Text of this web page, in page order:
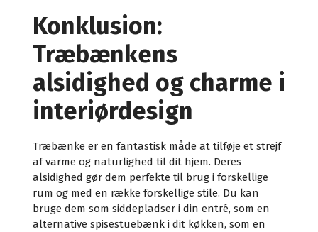
Konklusion:
Træbænkens
alsidighed og charme i
interiørdesign
Træbænke er en fantastisk måde at tilføje et strejf
af varme og naturlighed til dit hjem. Deres
alsidighed gør dem perfekte til brug i forskellige
rum og med en række forskellige stile. Du kan
bruge dem som siddepladser i din entré, som en
alternative spisestuebænk i dit køkken, som en